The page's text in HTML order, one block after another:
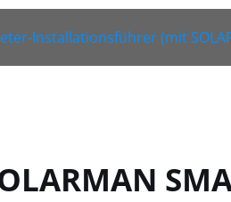
Installationsführer (mit